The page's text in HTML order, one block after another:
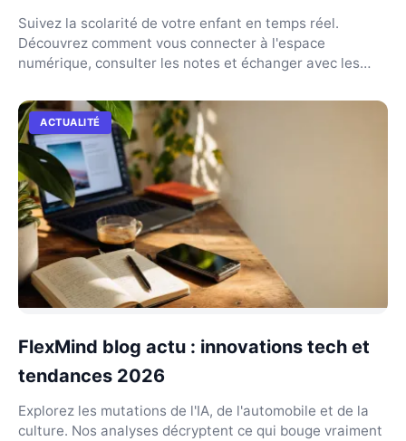
Suivez la scolarité de votre enfant en temps réel.
Découvrez comment vous connecter à l'espace
numérique, consulter les notes et échanger avec les
ACTUALITÉ
FlexMind blog actu : innovations tech et
tendances 2026
Explorez les mutations de l'IA, de l'automobile et de la
culture. Nos analyses décryptent ce qui bouge vraiment